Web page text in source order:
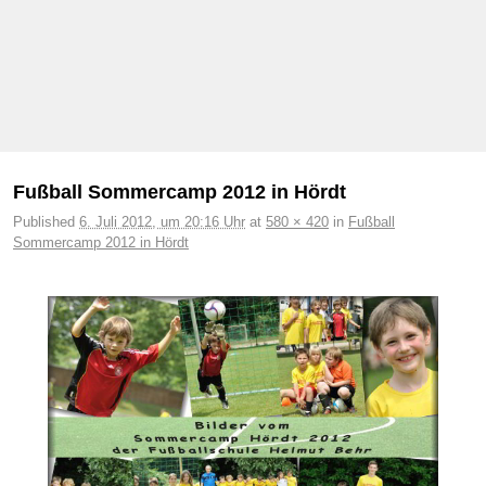
Bilder-Navigation
Fußball Sommercamp 2012 in Hördt
Published 6. Juli 2012, um 20:16 Uhr at 580 × 420 in Fußball
Sommercamp 2012 in Hördt